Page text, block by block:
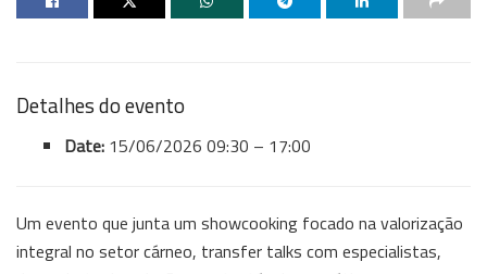
Detalhes do evento
Date: 15/06/2026 09:30 – 17:00
Um evento que junta um showcooking focado na valorização
integral no setor cárneo, transfer talks com especialistas,